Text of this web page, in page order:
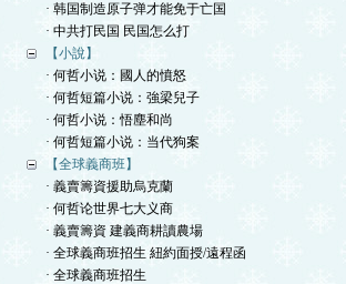
· 韩国制造原子弹才能免于亡国
· 中共打民国 民国怎么打
【小說】
· 何哲小说：國人的憤怒
· 何哲短篇小说：強梁兒子
· 何哲小说：悟塵和尚
· 何哲短篇小说：当代狗案
【全球義商班】
· 義賣籌資援助烏克蘭
· 何哲论世界七大义商
· 義賣籌資 建義商耕讀農場
· 全球義商班招生 紐約面授/遠程函
· 全球義商班招生